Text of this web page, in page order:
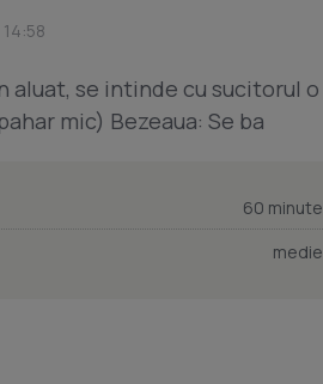
aluat, se intinde cu sucitorul o
mic) Bezeaua: Se ba
60 minute
medie